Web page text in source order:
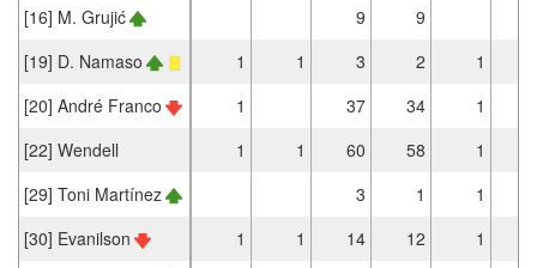
[16] M. Grujić
9 9
[19] D. Namaso
1 1 3 2
1
[20] André Franco
1 37 34 1
[22] Wendell
1 1 60 58 1
[29] Toni Martínez
3 1
1
[30] Evanilson
1 1 14 12 1